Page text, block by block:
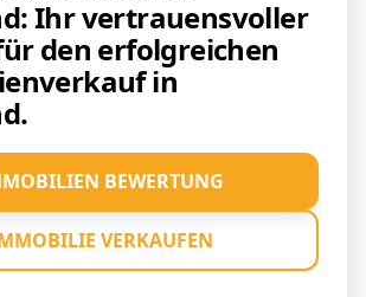
Ihr vertrauensvoller
den erfolgreichen
in
BEWERTUNG
VERKAUFEN